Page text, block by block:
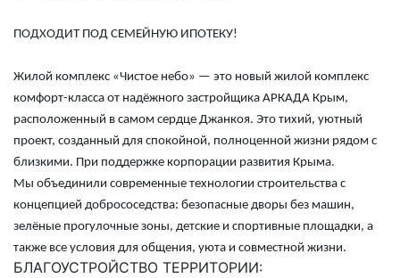
ПОДХОДИТ ПОД СЕМЕЙНУЮ ИПОТЕКУ!
Жилой комплекс «Чистое небо» — это новый жилой комплекс
комфорт-класса от надёжного застройщика АРКАДА Крым,
расположенный в самом сердце Джанкоя. Это тихий, уютный
проект, созданный для спокойной, полноценной жизни рядом с
близкими. При поддержке корпорации развития Крыма.
Мы объединили современные технологии строительства с
концепцией добрососедства: безопасные дворы без машин,
зелёные прогулочные зоны, детские и спортивные площадки, а
также все условия для общения, уюта и совместной жизни.
БЛАГОУСТРОЙСТВО ТЕРРИТОРИИ: